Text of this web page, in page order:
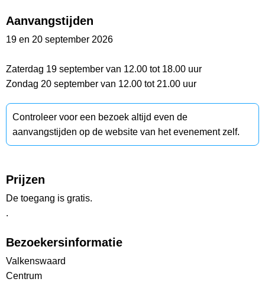
Aanvangstijden
19 en 20 september 2026
Zaterdag 19 september van 12.00 tot 18.00 uur
Zondag 20 september van 12.00 tot 21.00 uur
Controleer voor een bezoek altijd even de
aanvangstijden op de website van het evenement zelf.
Prijzen
De toegang is gratis.
.
Bezoekersinformatie
Valkenswaard
Centrum